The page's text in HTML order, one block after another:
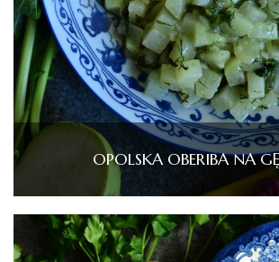
OPOLSKA OBERIBA NA